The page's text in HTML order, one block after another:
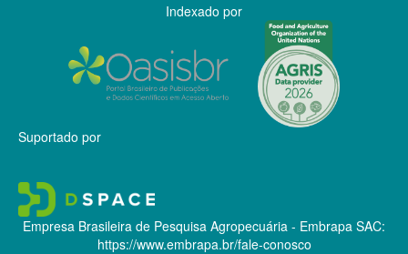
Indexado por
Suportado por
Empresa Brasileira de Pesquisa Agropecuária - Embrapa SAC:
https://www.embrapa.br/fale-conosco